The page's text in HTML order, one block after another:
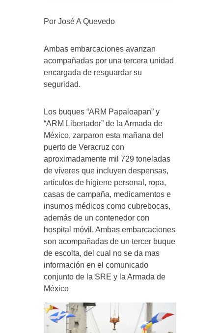
Por José A Quevedo
Ambas embarcaciones avanzan
acompañadas por una tercera unidad
encargada de resguardar su
seguridad.
Los buques “ARM Papaloapan” y
“ARM Libertador” de la Armada de
México, zarparon esta mañana del
puerto de Veracruz con
aproximadamente mil 729 toneladas
de víveres que incluyen despensas,
artículos de higiene personal, ropa,
casas de campaña, medicamentos e
insumos médicos como cubrebocas,
además de un contenedor con
hospital móvil. Ambas embarcaciones
son acompañadas de un tercer buque
de escolta, del cual no se da mas
información en el comunicado
conjunto de la SRE y la Armada de
México